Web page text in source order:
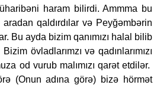
haram bilirdi. Ammma bu
aradan qaldırdılar və Peyğəmbərin
Bu ayda bizim qanımızı halal bilib
övladlarımzı və qadınlarımızı
od vurub malımızı qarət etdilər.
(Onun adına görə) bizə hörmət